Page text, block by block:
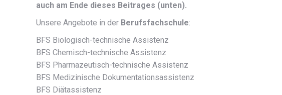
auch am Ende dieses Beitrages (unten).
Unsere Angebote in der Berufsfachschule:
BFS Biologisch-technische Assistenz
BFS Chemisch-technische Assistenz
BFS Pharmazeutisch-technische Assistenz
BFS Medizinische Dokumentationsassistenz
BFS Diätassistenz